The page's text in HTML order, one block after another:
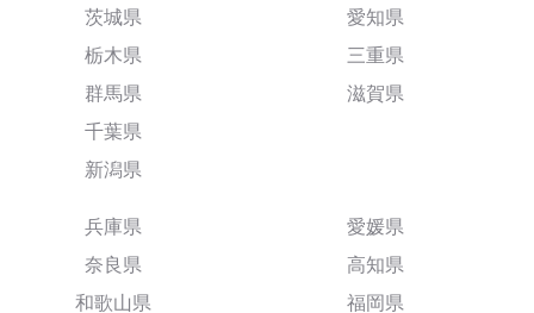
茨城県
栃木県
群馬県
千葉県
新潟県
愛知県
三重県
滋賀県
兵庫県
奈良県
和歌山県
愛媛県
高知県
福岡県